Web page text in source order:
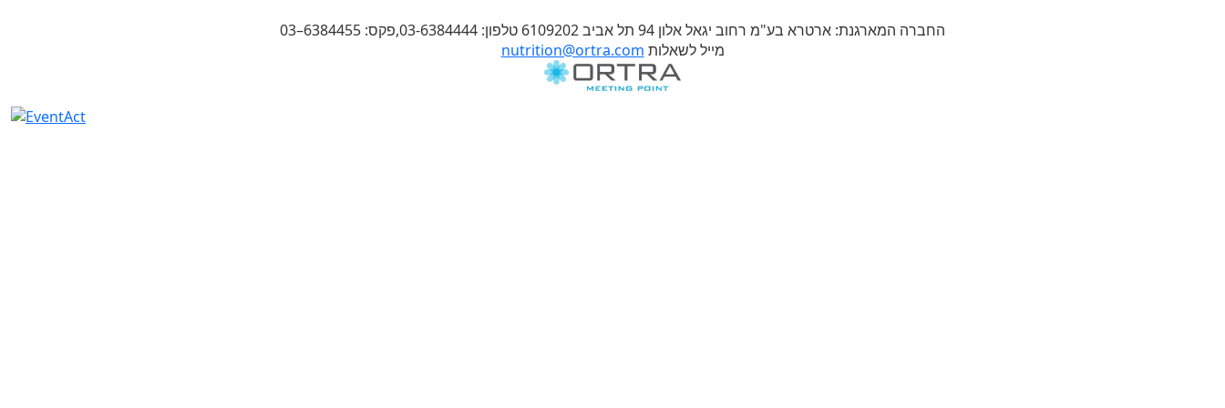
החברה המארגנת: ארטרא בע"מ רחוב יגאל אלון 94 תל אביב 6109202 טלפון: 03-6384444,פקס: 6384455–03
nutrition@ortra.com מייל לשאלות